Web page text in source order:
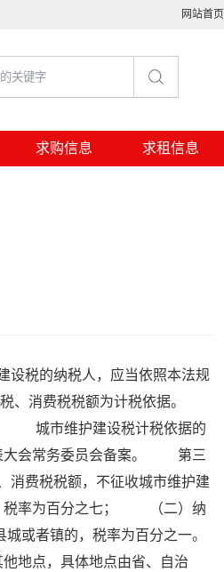
网站首页
求购信息 求租信息
税的纳税人，应当依照本法规
消费税税额为计税依据。
城市维护建设税计税依据的
表大会常务委员会备案。 第三
消费税税额，不征收城市维护建
税率为百分之七； （二）纳
或者镇的，税率为百分之一。
地点，具体地点由省、自治